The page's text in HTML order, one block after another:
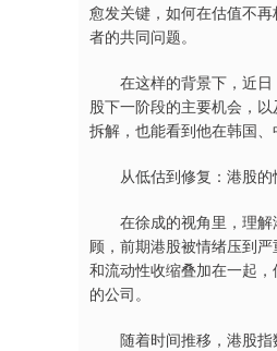
愈发关键，如何在估值不
者的共同问题。
在这样的背景下，近日
股下一阶段的主要机会，
拆解，也能看到他在韩国
从低估到修复：港股的
在徐成的视角里，理解
顾，前期港股被情绪压到
和流动性收缩叠加在一起
的公司。
随着时间推移，港股指